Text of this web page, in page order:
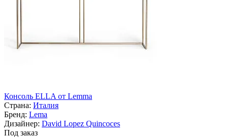
Консоль ELLA от Lemma
Страна: Италия
Бренд: Lema
Дизайнер: David Lopez Quincoces
Под заказ